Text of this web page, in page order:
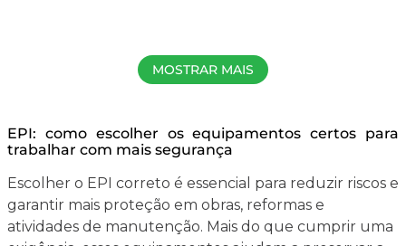
MOSTRAR MAIS
EPI: como escolher os equipamentos certos para
trabalhar com mais segurança
Escolher o EPI correto é essencial para reduzir riscos e
garantir mais proteção em obras, reformas e
atividades de manutenção. Mais do que cumprir uma